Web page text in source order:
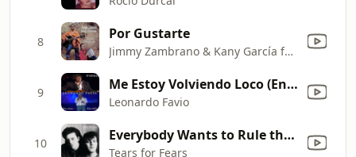
8 Por Gustarte
Jimmy Zambrano & Kany García feat. Jorge Celedón
9 Me Estoy Volviendo Loco (En Vivo)
Leonardo Favio
10 Everybody Wants to Rule the World
Tears for Fears